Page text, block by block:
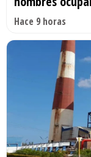
Hace 9 horas